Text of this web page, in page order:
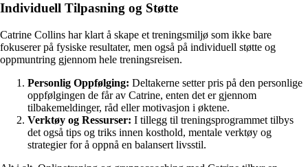
Individuell Tilpasning og Støtte
Catrine Collins har klart å skape et treningsmiljø som ikke bare
fokuserer på fysiske resultater, men også på individuell støtte og
oppmuntring gjennom hele treningsreisen.
Personlig Oppfølging: Deltakerne setter pris på den personlige
oppfølgingen de får av Catrine, enten det er gjennom
tilbakemeldinger, råd eller motivasjon i øktene.
Verktøy og Ressurser: I tillegg til treningsprogrammet tilbys
det også tips og triks innen kosthold, mentale verktøy og
strategier for å oppnå en balansert livsstil.